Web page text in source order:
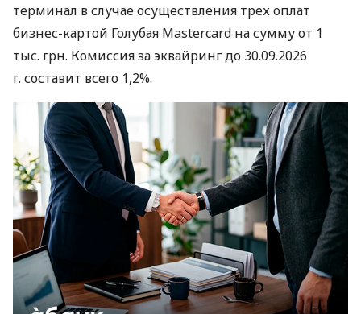
терминал в случае осуществления трех оплат
бизнес-картой Голубая Mastercard на сумму от 1
тыс. грн. Комиссия за эквайринг до 30.09.2026
г. составит всего 1,2%.